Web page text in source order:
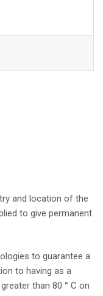
and location of the
to give permanent
to guarantee a
to having as a
than 80 ° C on